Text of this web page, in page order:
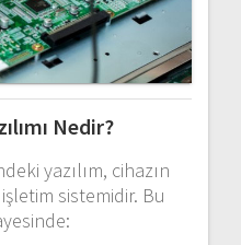
Nedir?
yazılım, cihazın
işletim sistemidir. Bu